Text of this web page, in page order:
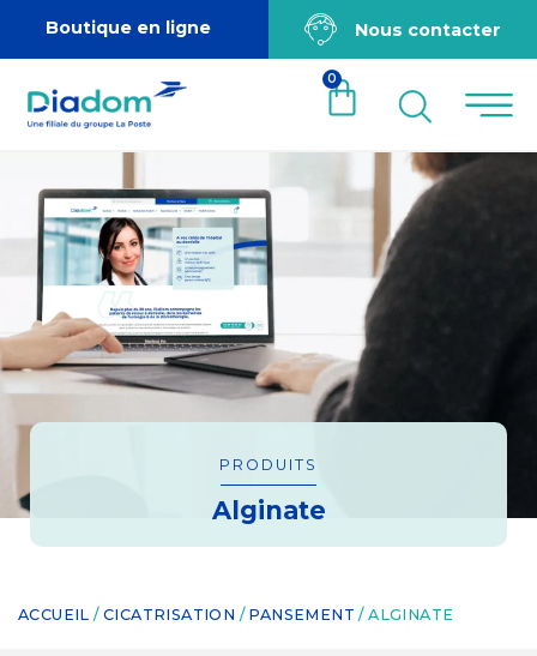
Boutique en ligne Nous contacter
0
PRODUITS
Alginate
ACCUEIL /CICATRISATION / PANSEMENT / ALGINATE